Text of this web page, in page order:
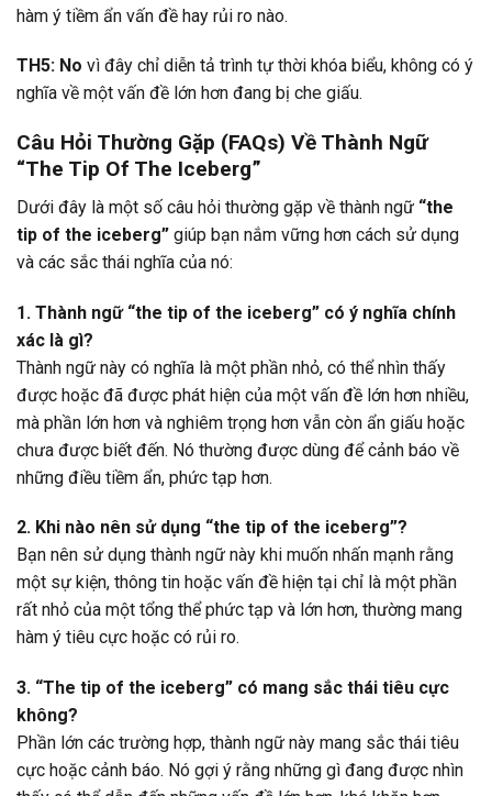
hàm ý tiềm ẩn vấn đề hay rủi ro nào.
TH5: No vì đây chỉ diễn tả trình tự thời khóa biểu, không có ý
nghĩa về một vấn đề lớn hơn đang bị che giấu.
Câu Hỏi Thường Gặp (FAQs) Về Thành Ngữ
“The Tip Of The Iceberg”
Dưới đây là một số câu hỏi thường gặp về thành ngữ “the
tip of the iceberg” giúp bạn nắm vững hơn cách sử dụng
và các sắc thái nghĩa của nó:
1. Thành ngữ “the tip of the iceberg” có ý nghĩa chính
xác là gì?
Thành ngữ này có nghĩa là một phần nhỏ, có thể nhìn thấy
được hoặc đã được phát hiện của một vấn đề lớn hơn nhiều,
mà phần lớn hơn và nghiêm trọng hơn vẫn còn ẩn giấu hoặc
chưa được biết đến. Nó thường được dùng để cảnh báo về
những điều tiềm ẩn, phức tạp hơn.
2. Khi nào nên sử dụng “the tip of the iceberg”?
Bạn nên sử dụng thành ngữ này khi muốn nhấn mạnh rằng
một sự kiện, thông tin hoặc vấn đề hiện tại chỉ là một phần
rất nhỏ của một tổng thể phức tạp và lớn hơn, thường mang
hàm ý tiêu cực hoặc có rủi ro.
3. “The tip of the iceberg” có mang sắc thái tiêu cực
không?
Phần lớn các trường hợp, thành ngữ này mang sắc thái tiêu
cực hoặc cảnh báo. Nó gợi ý rằng những gì đang được nhìn